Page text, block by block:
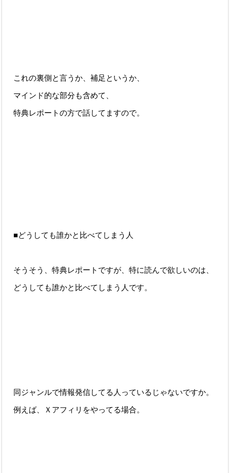
これの裏側と言うか、補足というか、
マインド的な部分も含めて、
特典レポートの方で話してますので。
■どうしても誰かと比べてしまう人
そうそう、特典レポートですが、特に読んで欲しいのは、
どうしても誰かと比べてしまう人です。
同ジャンルで情報発信してる人っているじゃないですか。
例えば、Ｘアフィリをやってる場合。